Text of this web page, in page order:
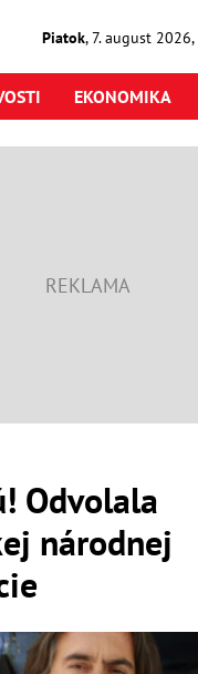
Piatok,7. august2026,
EKONOMIKA
Odvolala
národnej